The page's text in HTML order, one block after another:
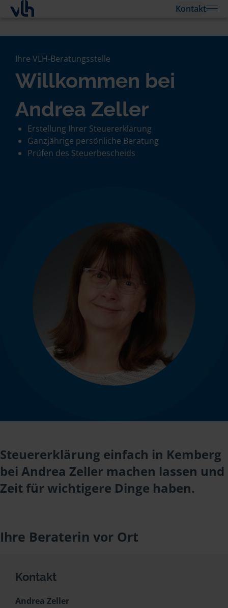
Kontakt
Ihre VLH-Beratungsstelle
Willkommen bei
Andrea Zeller
Erstellung Ihrer Steuererklärung
Ganzjährige persönliche Beratung
Prüfen des Steuerbescheids
Steuererklärung einfach in Kemberg
bei Andrea Zeller machen lassen und
Zeit für wichtigere Dinge haben.
Ihre Beraterin vor Ort
Kontakt
Andrea Zeller